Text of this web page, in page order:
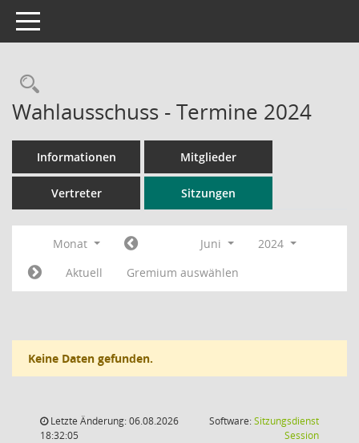
Toggle navigation
Rechercheauswahl
Wahlausschuss - Termine 2024
Informationen Mitglieder
Vertreter Sitzungen
Monat Juni
2024
Aktuell
Gremium auswählen
Keine Daten gefunden.
Letzte Änderung: 06.08.2026
18:32:05
Software:Sitzungsdienst
Session(Wird in